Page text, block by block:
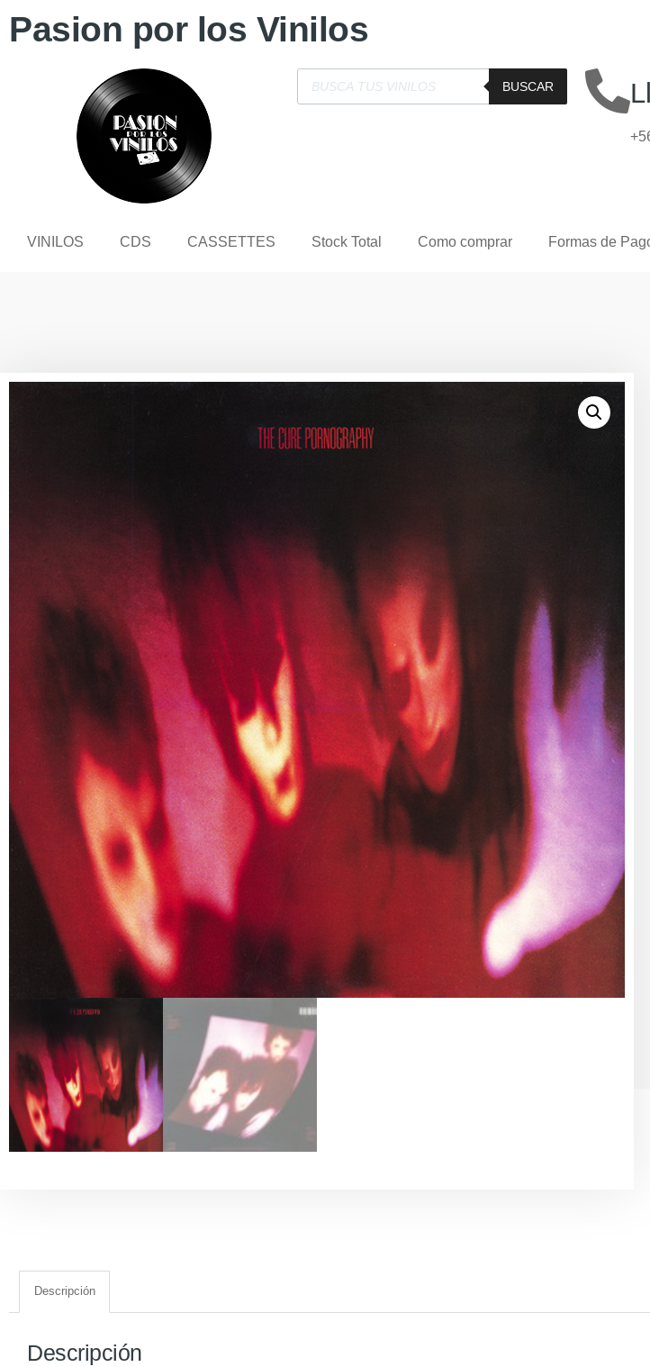
Pasion por los Vinilos
BUSCAR
VINILOS CDS CASSETTES Stock Total Como comprar Formas de
Descripción
Descripción